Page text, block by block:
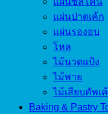
แผ่นปาดเค้ก
แผ่นรองอบ
โหล
ไม้นวดแป้ง
ไม้พาย
ไม้เสียบคัพเ
Baking & Pastry